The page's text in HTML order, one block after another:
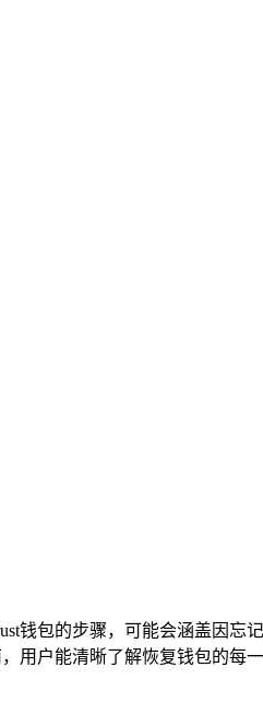
钱包的步骤，可能会涵盖因忘
用户能清晰了解恢复钱包的每